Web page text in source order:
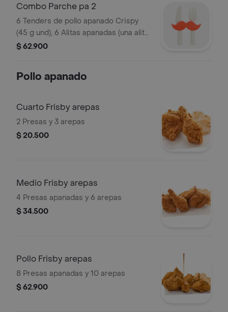
Combo Parche pa 2
6 Tenders de pollo apanado Crispy
(45 g und), 6 Alitas apanadas (una alita
equivale a un trozo de ala), 2
sals
$ 62.900
Pollo apanado
Cuarto Frisby arepas
2 Presas y 3 arepas
$ 20.500
Medio Frisby arepas
4 Presas apanadas y 6 arepas
$ 34.500
Pollo Frisby arepas
8 Presas apanadas y 10 arepas
$ 62.900